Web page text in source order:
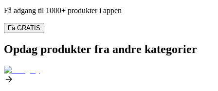
Få adgang til 1000+ produkter i appen
Få GRATIS
Opdag produkter fra andre kategorier